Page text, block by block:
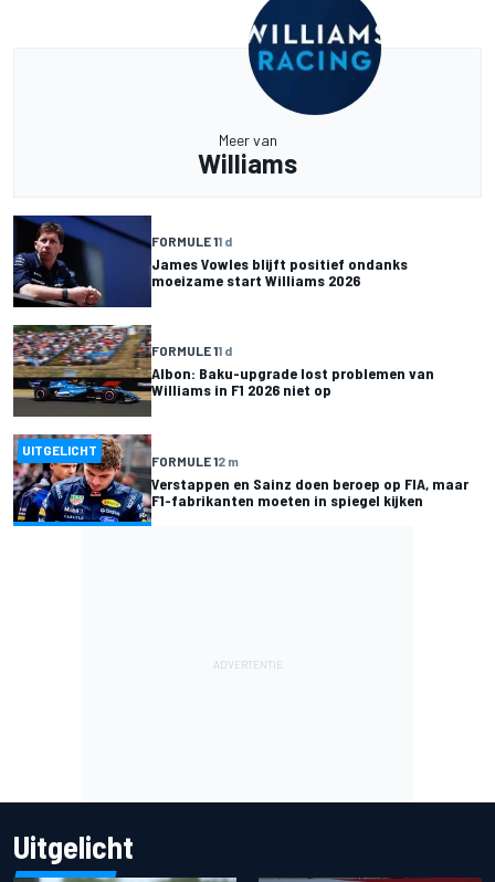
Meer van
Williams
FORMULE 11 d
James Vowles blijft positief ondanks
moeizame start Williams 2026
FORMULE 11 d
Albon: Baku-upgrade lost problemen van
Williams in F1 2026 niet op
UITGELICHT
FORMULE 12 m
Verstappen en Sainz doen beroep op FIA, maar
F1-fabrikanten moeten in spiegel kijken
Uitgelicht